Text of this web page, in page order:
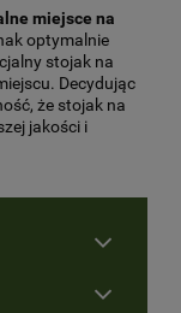
miejsce na
optymalnie
stojak na
Decydując
że stojak na
jakości i